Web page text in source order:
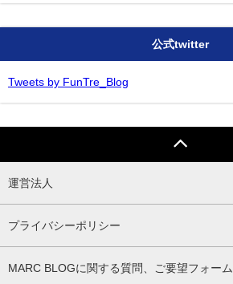
リ
ー
公式twitter
Tweets by FunTre_Blog
運営法人
プライバシーポリシー
MARC BLOGに関する質問、ご要望フォーム